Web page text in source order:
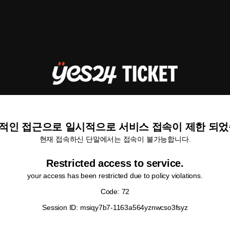
인 접근으로 일시적으로 서비스 접속이 제한 되
현재 접속하신 단말에서는 접속이 불가능합니다.
Restricted access to service.
your access has been restricted due to policy violations.
Code: 72
Session ID: msiqy7b7-1163a564yznwcso3fsyz